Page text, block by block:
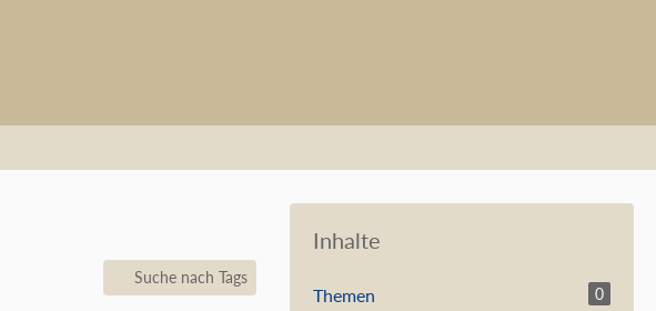
Suche nach Tags
Inhalte
Themen 0